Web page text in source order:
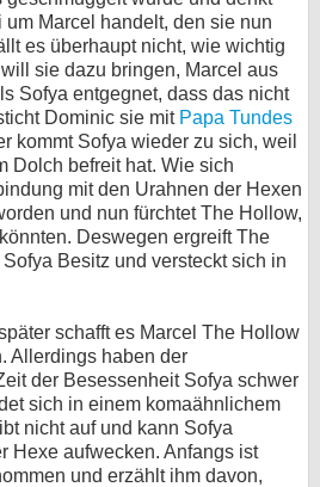
Marcel handelt, den sie nun
es überhaupt nicht, wie wichtig
sie dazu bringen, Marcel aus
Sofya entgegnet, dass das nicht
Dominic sie mit Papa Tundes
kommt Sofya wieder zu sich, weil
Dolch befreit hat. Wie sich
mit den Urahnen der Hexen
und nun fürchtet The Hollow,
Deswegen ergreift The
Besitz und versteckt sich in
schafft es Marcel The Hollow
Allerdings haben der
der Besessenheit Sofya schwer
sich in einem komaähnlichem
nicht auf und kann Sofya
Hexe aufwecken. Anfangs ist
und erzählt ihm davon,